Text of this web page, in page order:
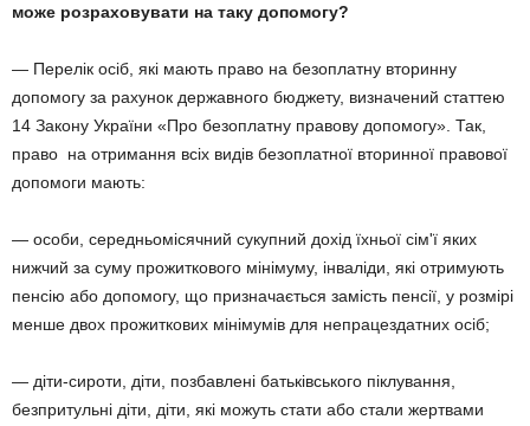
може розраховувати на таку допомогу?
— Перелік осіб, які мають право на безоплатну вторинну
допомогу за рахунок державного бюджету, визначений статтею
14 Закону України «Про безоплатну правову допомогу». Так,
право на отримання всіх видів безоплатної вторинної правової
допомоги мають:
— особи, середньомісячний сукупний дохід їхньої сім'ї яких
нижчий за суму прожиткового мінімуму, інваліди, які отримують
пенсію або допомогу, що призначається замість пенсії, у розмірі
менше двох прожиткових мінімумів для непрацездатних осіб;
— діти-сироти, діти, позбавлені батьківського піклування,
безпритульні діти, діти, які можуть стати або стали жертвами